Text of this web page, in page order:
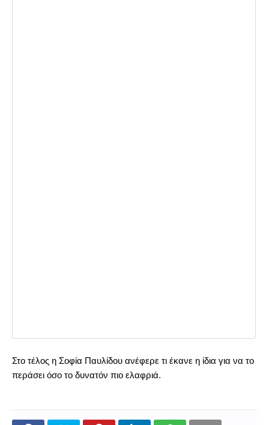
Στο τέλος η Σοφία Παυλίδου ανέφερε τι έκανε η ίδια για να το
περάσει όσο το δυνατόν πιο ελαφριά.